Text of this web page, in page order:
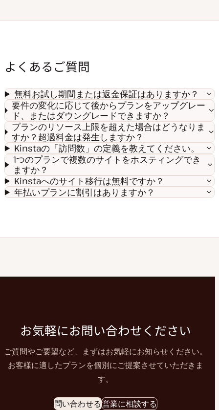
よくあるご質問
無料お試し期間または返金保証はありますか？
要件の変化に応じて後からプランをアップグレー
ド、またはダウングレードできますか？
プランのリソース上限を超えた場合はどうなりま
すか？超過料金は発生しますか？
Kinstaの「訪問数」の定義を教えてください。
1つのプランで複数のサイトをホスティングでき
ますか？
Kinstaへのサイト移行は無料ですか？
年払いプランに割引はありますか？
お気軽にお問い合わせください
ご質問やご要望など、まずはお気軽にお知らせください。
お客様に適したプランを個別にご提案させていただきま
す。
問い合わせる営業に相談する